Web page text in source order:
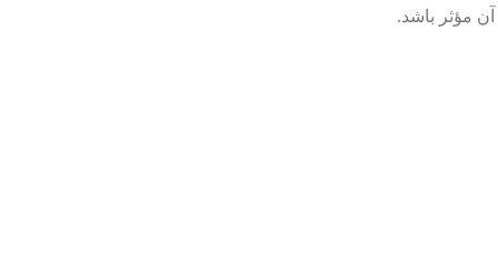
آن مؤثر باشد.